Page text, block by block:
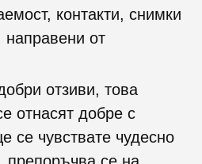
контакти, снимки
направени от
отзиви, това
отнасят добре с
се чувствате чудесно